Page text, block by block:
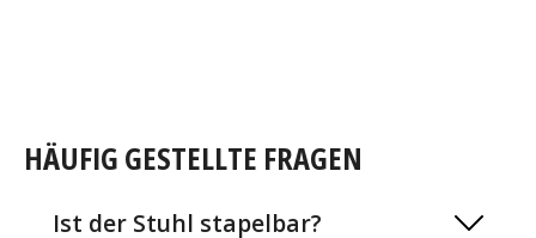
HÄUFIG GESTELLTE FRAGEN
Ist der Stuhl stapelbar?